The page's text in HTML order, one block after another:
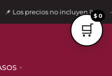
📌 Los precios no incluyen IVA •
$ 0